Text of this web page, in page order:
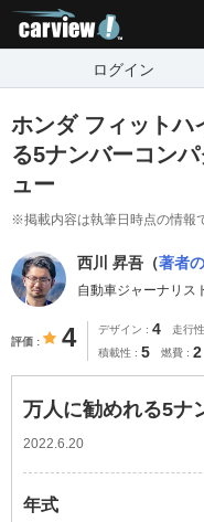
ログイン
ホンダ フィットハ
る5ナンバーコン
ュー
※掲載内容は執筆日時点の情報
西川 昇吾（著者
自動車ジャーナリス
評価 4 デザイン 4 走行
積載性 5 燃費 2
万人に勧めれる5ナ
2022.6.20
年式